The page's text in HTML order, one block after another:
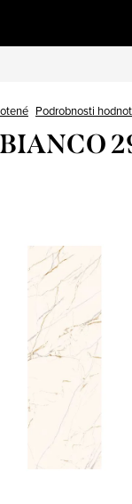
Podrobnosti